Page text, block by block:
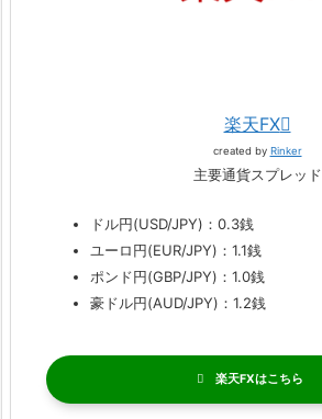
楽天FX
created by Rinker
主要通貨スプレッド
ドル円(USD/JPY)：0.3銭
ユーロ円(EUR/JPY)：1.1銭
ポンド円(GBP/JPY)：1.0銭
豪ドル円(AUD/JPY)：1.2銭
楽天FX